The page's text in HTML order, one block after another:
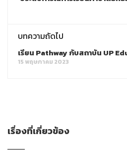
บทความถัดไป
เรียน Pathway กับสถาบัน UP
15 พฤษภาคม 2023
เรื่องที่เกี่ยวข้อง